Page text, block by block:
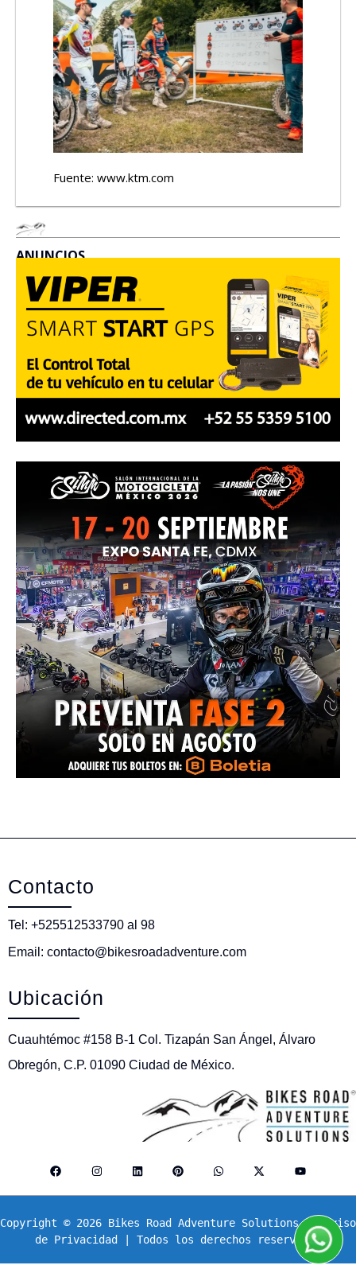
Fuente: www.ktm.com
ANUNCIOS
Contacto
Tel: +525512533790 al 98
Email: contacto@bikesroadadventure.com
Ubicación
Cuauhtémoc #158 B-1 Col. Tizapán San Ángel, Álvaro
Obregón, C.P. 01090 Ciudad de México.
Copyright © 2026 Bikes Road Adventure Solutions. | Aviso
de Privacidad
| Todos los derechos reservados